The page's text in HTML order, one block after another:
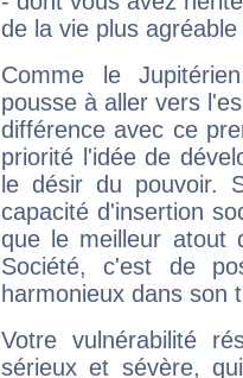
de la vie plus
Comme le
pousse à aller vers
différence avec ce
priorité l'idée de
le désir du pouvoir.
capacité d'insertion
que le meilleur atout
Société, c'est de
harmonieux dans son
Votre vulnérabilité
sérieux et sévère,